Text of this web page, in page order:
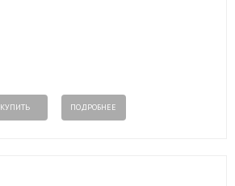
КУПИТЬ ПОДРОБНЕЕ